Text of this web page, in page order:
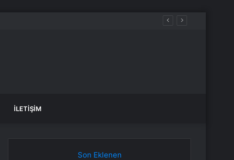
İLETIŞIM
Son Eklenen